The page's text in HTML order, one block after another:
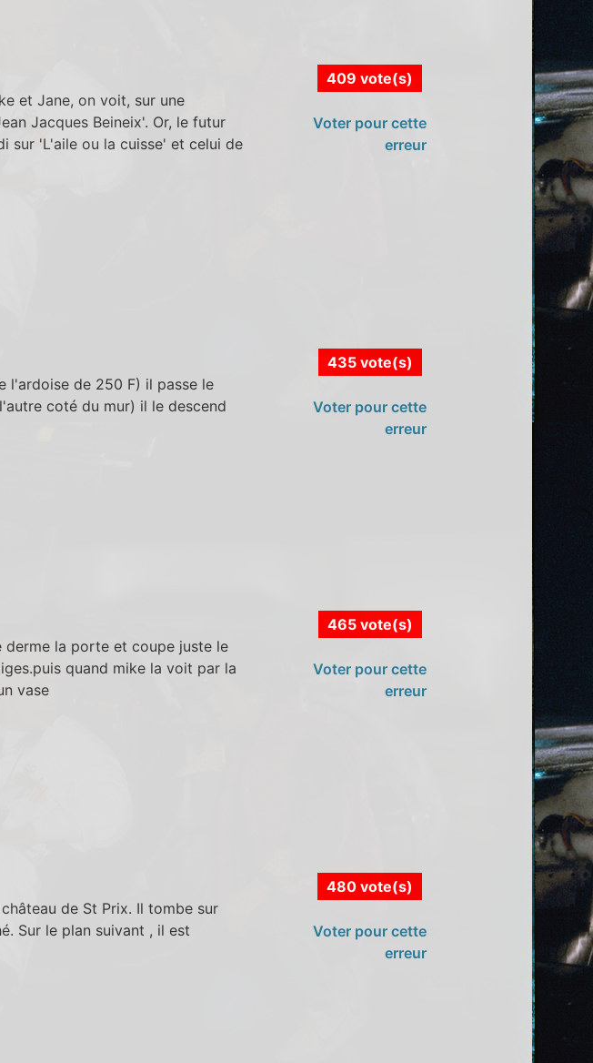
et Jane, on voit, sur une
Jacques Beineix'. Or, le futur
sur 'L'aile ou la cuisse' et celui de
409 vote(s)
Voter pour cette
erreur
l'ardoise de 250 F) il passe le
coté du mur) il le descend
435 vote(s)
Voter pour cette
erreur
derme la porte et coupe juste le
quand mike la voit par la
vase
465 vote(s)
Voter pour cette
erreur
de St Prix. Il tombe sur
Sur le plan suivant , il est
480 vote(s)
Voter pour cette
erreur